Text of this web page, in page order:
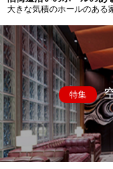
大きな気積のホールのある
特集